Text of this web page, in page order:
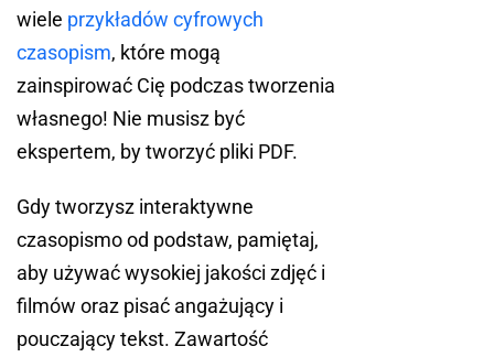
wiele przykładów cyfrowych
czasopism, które mogą
zainspirować Cię podczas tworzenia
własnego! Nie musisz być
ekspertem, by tworzyć pliki PDF.
Gdy tworzysz interaktywne
czasopismo od podstaw, pamiętaj,
aby używać wysokiej jakości zdjęć i
filmów oraz pisać angażujący i
pouczający tekst. Zawartość